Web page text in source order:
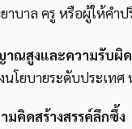
บาล ครู หรือผู้ให้คำ
ณสูงและความรับผิด
นโยบายระดับประเท
มคิดสร้างสรรค์ลึกซึ้ง